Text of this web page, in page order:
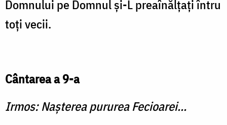
Domnului pe Domnul şi-L preaînălţaţi întru
toţi vecii.
Cântarea a 9-a
Irmos: Naşterea pururea Fecioarei...